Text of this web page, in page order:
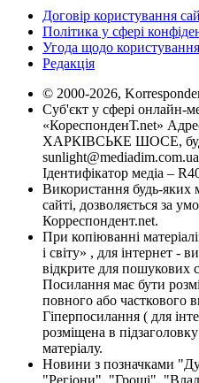
Договір користування
Політика у сфері
Угода щодо користування
Редакція
© 2000-2026,
Суб'єкт у сфері онлайн-
«КореспонденТ.net»
ХАРКІВСЬКЕ ШОСЕ,
sunlight@mediadim.com.ua
Ідентифікатор медіа –
Використання будь-яких
сайті, дозволяється за
Корреспондент.net.
При копіюванні
і світу» , для інтернет -
відкрите для пошукових
Посилання має бути
повного або часткового
Гіперпосилання ( для
розміщена в
матеріалу.
Новини з позначками
"Регіони", "Гроші",